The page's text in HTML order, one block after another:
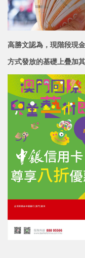
高勝文認為，現階段現
方式發放的基礎上疊加